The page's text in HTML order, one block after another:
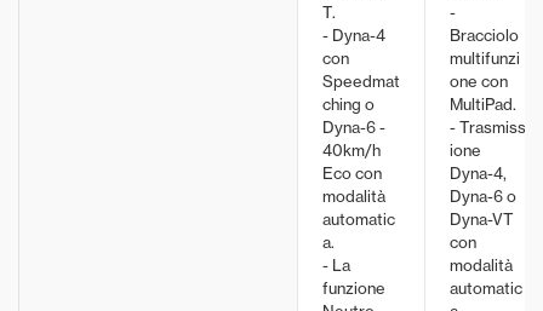
T.
- Dyna-4
con
Speedmat
ching o
Dyna-6 -
40km/h
Eco con
modalità
automatic
a.
- La
funzione
-
Bracciolo
multifunzi
one con
MultiPad.
- Trasmiss
ione
Dyna-4,
Dyna-6 o
Dyna-VT
con
modalità
automatic